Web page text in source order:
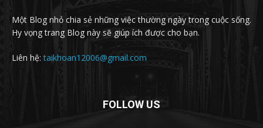
Một Blog nhỏ chia sẻ những việc thường ngày trong cuộc sống.
Hy vọng trang Blog này sẽ giúp ích được cho bạn.
Liên hệ:taikhoan12006@gmail.com
FOLLOW US